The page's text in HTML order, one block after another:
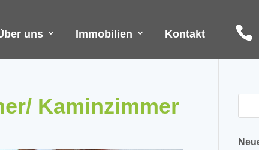
uns Immobilien Kontakt
Kaminzimmer